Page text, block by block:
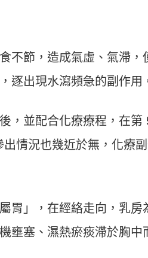
不節，造成氣虛、氣滯，
逐出現水瀉頻急的副作用
，並配合化療療程，在第
情況也幾近於無，化療
胃」，在經絡走向，乳房
壅塞、濕熱瘀痰滯於胸中